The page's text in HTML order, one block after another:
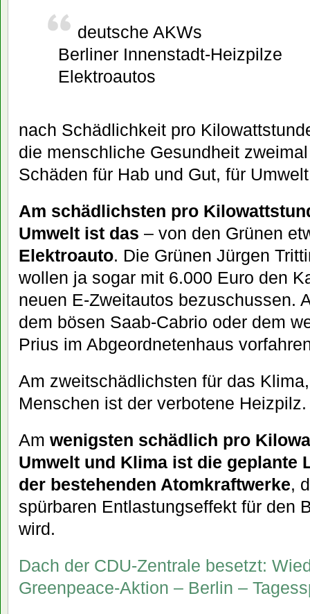
deutsche AKWs
Berliner Innenstadt-Heizpilze
Elektroautos
nach Schädlichkeit pro
die menschliche Gesundheit
Schäden für Hab und Gut, für
Am schädlichsten pro
Umwelt ist das – von den Grünen
Elektroauto. Die Grünen Jürgen
wollen ja sogar mit 6.000 Euro den
neuen E-Zweitautos bezuschussen.
dem bösen Saab-Cabrio oder dem
Prius im Abgeordnetenhaus
Am zweitschädlichsten für das
Menschen ist der verbotene Heizpilz.
Am wenigsten schädlich pro
Umwelt und Klima ist die geplante
der bestehenden Atomkraftwerke,
spürbaren Entlastungseffekt für den
wird.
Dach der CDU-Zentrale besetzt:
Greenpeace-Aktion – Berlin –